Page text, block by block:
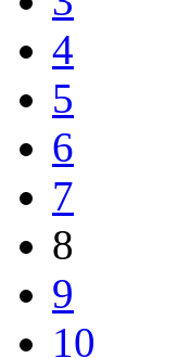
4
5
6
7
8
9
10